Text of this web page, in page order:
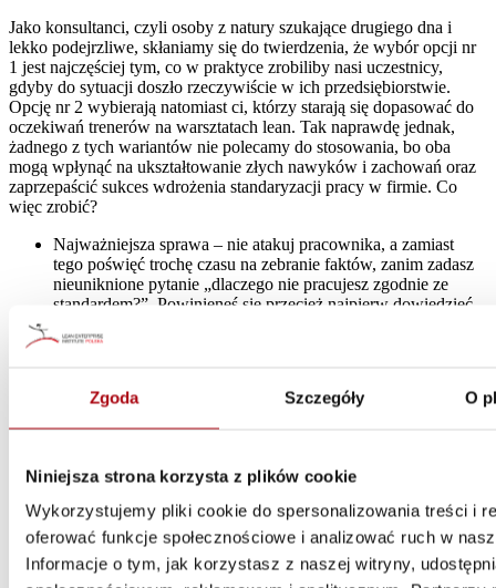
Zgoda Szczegóły O
Niniejsza strona korzysta z plików cookie
Wykorzystujemy pliki cookie do spersonalizowania treści i
oferować funkcje społecznościowe i analizować ruch w
Informacje o tym, jak korzystasz z naszej witryny,
Jako konsultanci, czyli osoby z natury szukające drugiego dna i
lekko podejrzliwe, skłaniamy się do twierdzenia, że wybór opcji nr
1 jest najczęściej tym, co w praktyce zrobiliby nasi uczestnicy,
gdyby do sytuacji doszło rzeczywiście w ich przedsiębiorstwie.
Opcję nr 2 wybierają natomiast ci, którzy starają się dopasować do
oczekiwań trenerów na warsztatach lean. Tak naprawdę jednak,
żadnego z tych wariantów nie polecamy do stosowania, bo oba
mogą wpłynąć na ukształtowanie złych nawyków i zachowań oraz
zaprzepaścić sukces wdrożenia standaryzacji pracy w firmie. Co
więc zrobić?
Najważniejsza sprawa – nie atakuj pracownika, a zamiast
tego poświęć trochę czasu na zebranie faktów, zanim zadasz
nieuniknione pytanie „dlaczego nie pracujesz zgodnie ze
standardem?”. Powinieneś się przecież najpierw dowiedzieć,
istnieje i czy był przeszkolony w jego stosowaniu? Zanim
chęć zmiany standardu, jeżeli wymyślił coś lepszego niż
aktualnie stosowana metoda. Powinieneś też sprawdzić, czy
Zawsze bardzo wyraźnie poinstruuj pracownika, że musi
powrócić do wykonywania pracy według uzgodnionego
wcześniej standardu do momentu, kiedy jego nowa wersja nie
zostanie sprawdzona i zaakceptowana. Upewnij się jednak, że
rozumie on, dlaczego jest to takie ważne. Musi dokładnie
zrozumieć, że zależy ci na przestrzeganiu standardów, bo to